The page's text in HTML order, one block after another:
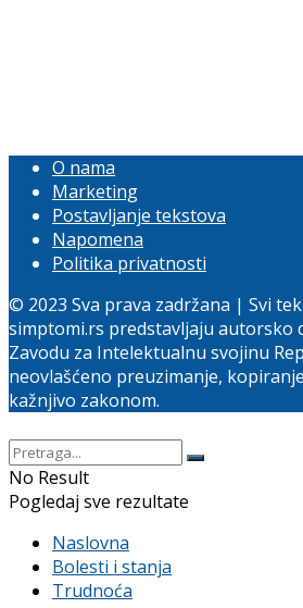
O nama
Marketing
Postavljanje tekstova
Napomena
Politika privatnosti
© 2023 Sva prava zadržana | Svi
simptomi.rs predstavljaju autorsko
Zavodu za Intelektualnu svojinu
neovlašćeno preuzimanje,
kažnjivo zakonom.
No Result
Pogledaj sve rezultate
Naslovna
Bolesti i stanja
Trudnoća